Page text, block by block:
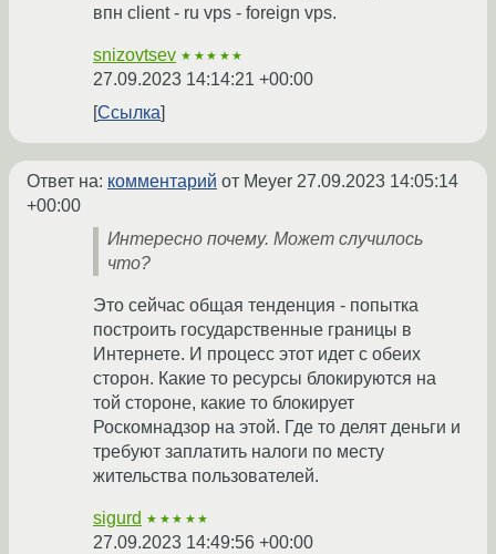
впн client - ru vps - foreign vps.
snizovtsev ★★★★★
27.09.2023 14:14:21 +00:00
Ссылка
Ответ на: комментарий от Meyer 27.09.2023 14:05:14
+00:00
Интересно почему. Может случилось
что?
Это сейчас общая тенденция - попытка
построить государственные границы в
Интернете. И процесс этот идет с обеих
сторон. Какие то ресурсы блокируются на
той стороне, какие то блокирует
Роскомнадзор на этой. Где то делят деньги и
требуют заплатить налоги по месту
жительства пользователей.
sigurd ★★★★★
27.09.2023 14:49:56 +00:00